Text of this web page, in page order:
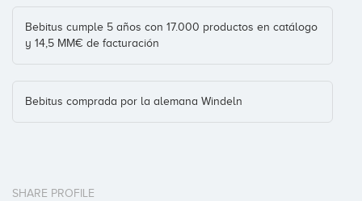
Bebitus cumple 5 años con 17.000 productos en catálogo
y 14,5 MM€ de facturación
Bebitus comprada por la alemana Windeln
SHARE PROFILE